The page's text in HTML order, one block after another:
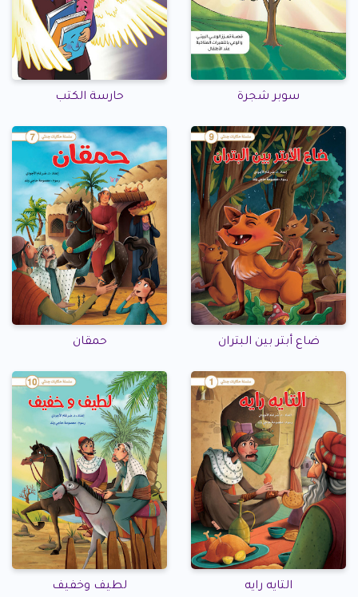
سوبر شجرة حارسة الكتب
ضاع أبتر بين البتران حمقان
التايه رايه لطيف وخفيف